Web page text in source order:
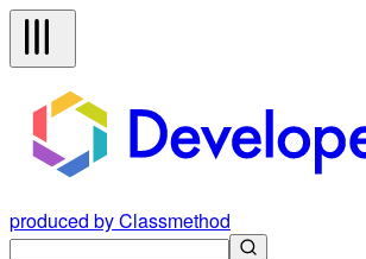
produced by Classmethod